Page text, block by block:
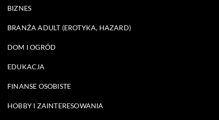
BIZNES
BRANŻA ADULT (EROTYKA, HAZARD)
DOM I OGRÓD
EDUKACJA
FINANSE OSOBISTE
HOBBY I ZAINTERESOWANIA